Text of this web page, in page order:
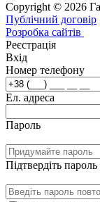
Copyright © 2026
Публічний договір
Розробка сайтів
Реєстрація
Вхід
Номер телефону
Ел. адреса
Пароль
Підтвердіть пароль